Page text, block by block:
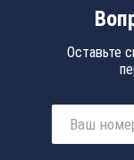
Оставьте